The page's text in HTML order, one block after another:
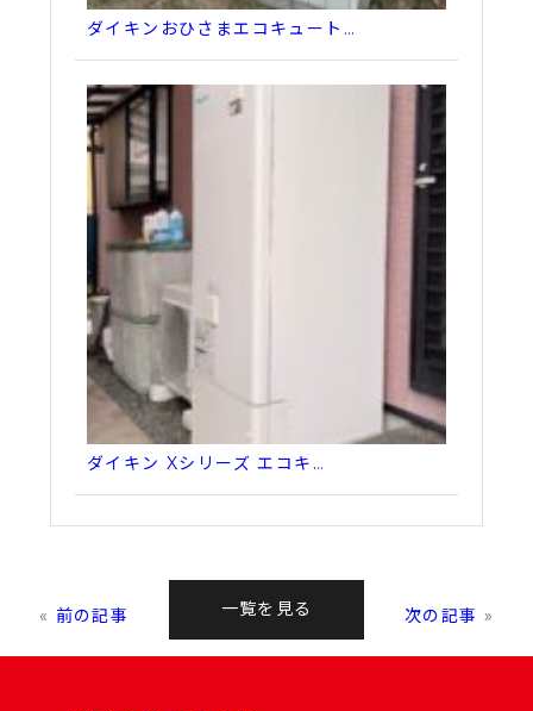
ダイキンおひさまエコキュート…
ダイキン Xシリーズ エコキ…
« 前の記事 一覧を見る 次の記事 »